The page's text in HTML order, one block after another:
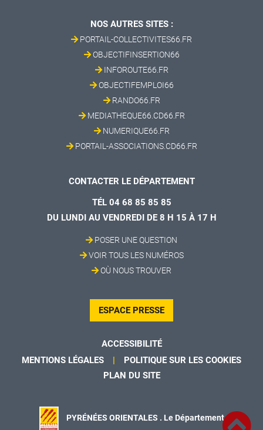
NOS AUTRES SITES :
PORTAIL-COLLECTIVITES66.FR
OBJECTIFINSERTION66
INFOROUTE66.FR
OBJECTIFEMPLOI66
RANDO66.FR
MEDIATHEQUE66.CD66.FR
NUMERIQUE66.FR
PORTAIL-ASSOCIATIONS.CD66.FR
CONTACTER LE DÉPARTEMENT
TÉL 04 68 85 85 85
DU LUNDI AU VENDREDI DE 8 H 15 À 17 H
POSER UNE QUESTION
VOIR TOUS LES NUMÉROS
OÙ NOUS TROUVER
ESPACE PRESSE
ACCESSIBILITÉ
MENTIONS LÉGALES
POLITIQUE SUR LES COOKIES
PLAN DU SITE
PYRÉNÉES ORIENTALES . Le Département